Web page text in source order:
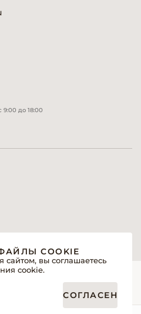
9:00 до 18:00
для профессионалов
для профессиональных участников
COOKIE
сайтом, вы соглашаетесь
cookie.
СОГЛАСЕН